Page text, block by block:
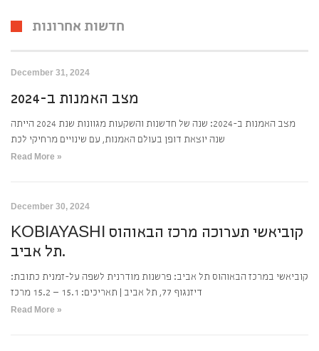
חדשות אחרונות
December 31, 2024
מצב האמנות ב-2024
מצב האמנות ב-2024: שנה של חדשנות והשקעות מגוונות שנת 2024 הייתה
שנה יוצאת דופן בעולם האמנות, עם שינויים מרחיקי לכת
Read More »
December 30, 2024
KOBIAYASHI קוביאשי תערוכה מרכז הבאוהוס
תל אביב.
קוביאשי במרכז הבאוהוס תל אביב: פרשנות מודרנית לשפה על-זמנית כתובת:
דיזנגוף 77, תל אביב | תאריכים: 15.1 – 15.2 מרכז
Read More »